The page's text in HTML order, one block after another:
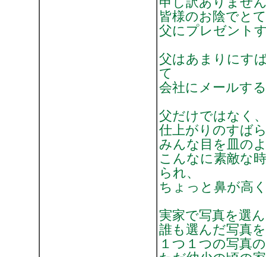
皆様のお陰でと
父にプレゼント
父はあまりにす
て
会社にメールす
父だけではなく
仕上がりのすば
みんな目を皿の
こんなに素敵な
られ、
ちょっと鼻が高
実家で写真を選
誰も選んだ写真
１つ１つの写真